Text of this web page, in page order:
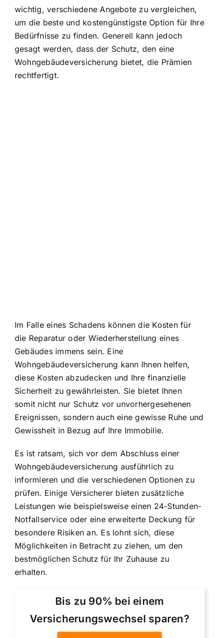
wichtig, verschiedene Angebote zu vergleichen,
um die beste und kostengünstigste Option für Ihre
Bedürfnisse zu finden. Generell kann jedoch
gesagt werden, dass der Schutz, den eine
Wohngebäudeversicherung bietet, die Prämien
rechtfertigt.
Im Falle eines Schadens können die Kosten für
die Reparatur oder Wiederherstellung eines
Gebäudes immens sein. Eine
Wohngebäudeversicherung kann Ihnen helfen,
diese Kosten abzudecken und Ihre finanzielle
Sicherheit zu gewährleisten. Sie bietet Ihnen
somit nicht nur Schutz vor unvorhergesehenen
Ereignissen, sondern auch eine gewisse Ruhe und
Gewissheit in Bezug auf Ihre Immobilie.
Es ist ratsam, sich vor dem Abschluss einer
Wohngebäudeversicherung ausführlich zu
informieren und die verschiedenen Optionen zu
prüfen. Einige Versicherer bieten zusätzliche
Leistungen wie beispielsweise einen 24-Stunden-
Notfallservice oder eine erweiterte Deckung für
besondere Risiken an. Es lohnt sich, diese
Möglichkeiten in Betracht zu ziehen, um den
bestmöglichen Schutz für Ihr Zuhause zu
erhalten.
Bis zu 90% bei einem
Versicherungswechsel sparen?